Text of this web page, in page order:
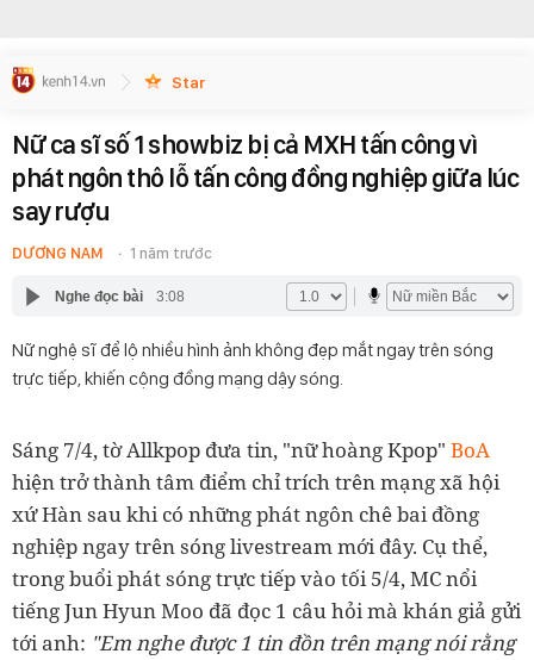
Star
Nữ ca sĩ số 1 showbiz bị cả MXH tấn công vì
phát ngôn thô lỗ tấn công đồng nghiệp giữa lúc
say rượu
DƯƠNG NAM 1 năm trước
Nghe đọc bài 3:08
Nữ nghệ sĩ để lộ nhiều hình ảnh không đẹp mắt ngay trên sóng
trực tiếp, khiến cộng đồng mạng dậy sóng.
Sáng 7/4, tờ Allkpop đưa tin, "nữ hoàng Kpop" BoA
hiện trở thành tâm điểm chỉ trích trên mạng xã hội
xứ Hàn sau khi có những phát ngôn chê bai đồng
nghiệp ngay trên sóng livestream mới đây. Cụ thể,
trong buổi phát sóng trực tiếp vào tối 5/4, MC nổi
tiếng Jun Hyun Moo đã đọc 1 câu hỏi mà khán giả gửi
tới anh: "Em nghe được 1 tin đồn trên mạng nói rằng